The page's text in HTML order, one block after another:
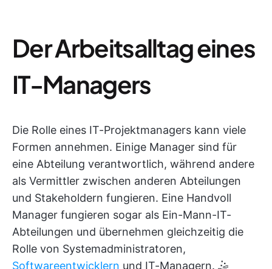
Der Arbeitsalltag eines
IT-Managers
Die Rolle eines IT-Projektmanagers kann viele
Formen annehmen. Einige Manager sind für
eine Abteilung verantwortlich, während andere
als Vermittler zwischen anderen Abteilungen
und Stakeholdern fungieren. Eine Handvoll
Manager fungieren sogar als Ein-Mann-IT-
Abteilungen und übernehmen gleichzeitig die
Rolle von Systemadministratoren,
Softwareentwicklern und IT-Managern. 🤹